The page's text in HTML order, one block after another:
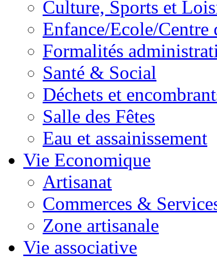
Culture, Sports et
Enfance/Ecole/Centre
Formalités
Santé & Social
Déchets et
Salle des Fêtes
Eau et assainissement
Vie Economique
Artisanat
Commerces &
Zone artisanale
Vie associative